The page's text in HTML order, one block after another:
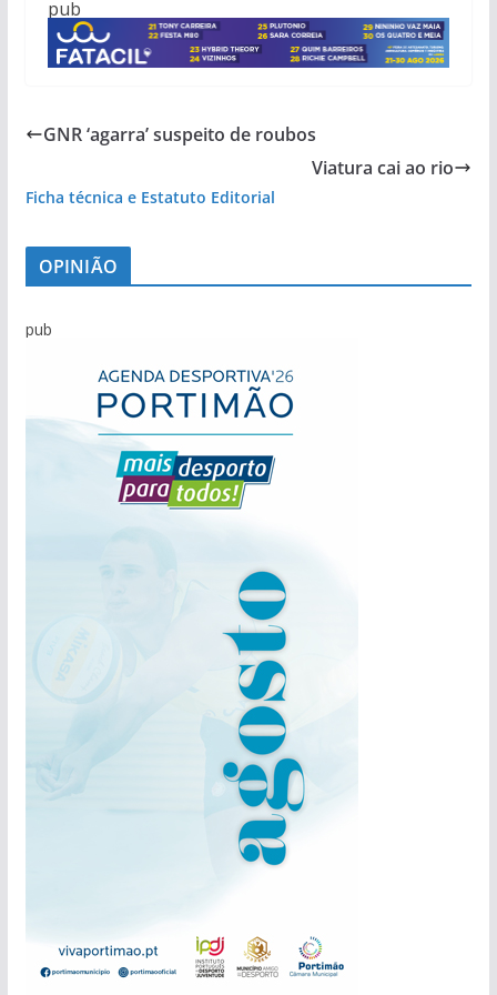
pub
GNR ‘agarra’ suspeito de roubos
Viatura cai ao rio
Ficha técnica e Estatuto Editorial
OPINIÃO
pub